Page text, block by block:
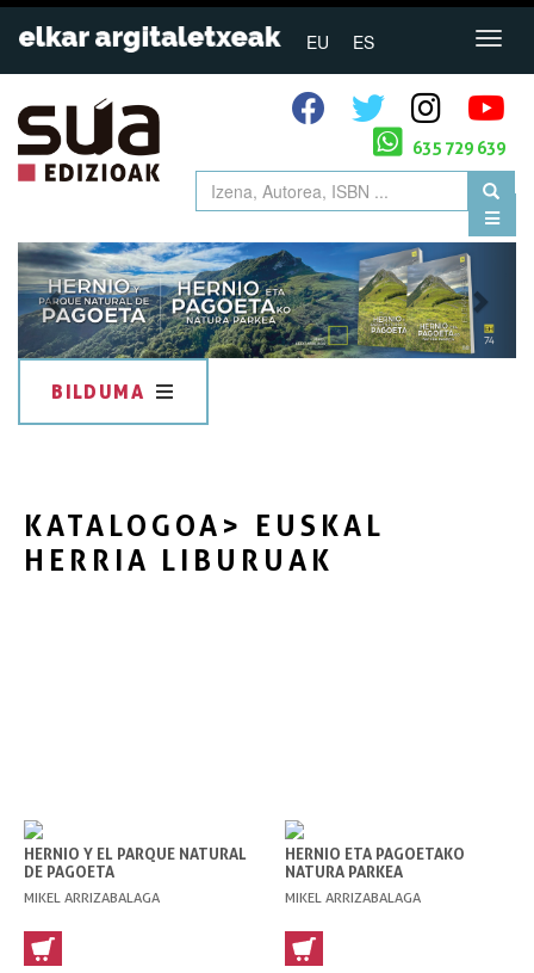
EU ES
635 729 639
Previous
BILDUMA
KATALOGOA > EUSKAL
HERRIA LIBURUAK
HERNIO Y EL PARQUE NATURAL
DE PAGOETA
MIKEL ARRIZABALAGA
HERNIO ETA PAGOETAKO
NATURA PARKEA
MIKEL ARRIZABALAGA